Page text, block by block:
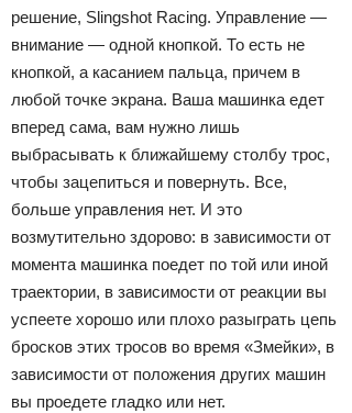
решение, Slingshot Racing. Управление —
внимание — одной кнопкой. То есть не
кнопкой, а касанием пальца, причем в
любой точке экрана. Ваша машинка едет
вперед сама, вам нужно лишь
выбрасывать к ближайшему столбу трос,
чтобы зацепиться и повернуть. Все,
больше управления нет. И это
возмутительно здорово: в зависимости от
момента машинка поедет по той или иной
траектории, в зависимости от реакции вы
успеете хорошо или плохо разыграть цепь
бросков этих тросов во время «Змейки», в
зависимости от положения других машин
вы проедете гладко или нет.